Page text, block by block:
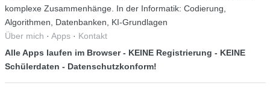
komplexe Zusammenhänge. In der Informatik: Codierung,
Algorithmen, Datenbanken, KI-Grundlagen
Über mich · Apps· Kontakt
Alle Apps laufen im Browser - KEINE Registrierung - KEINE
Schülerdaten - Datenschutzkonform!